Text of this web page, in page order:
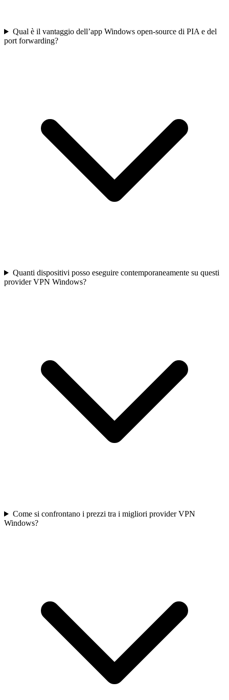
Qual è il vantaggio dell’app Windows open-source di PIA e del
port forwarding?
Quanti dispositivi posso eseguire contemporaneamente su questi
provider VPN Windows?
Come si confrontano i prezzi tra i migliori provider VPN
Windows?